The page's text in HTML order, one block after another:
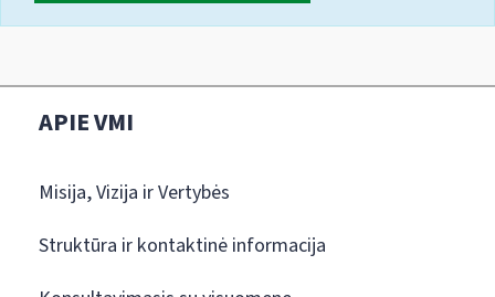
APIE VMI
Misija, Vizija ir Vertybės
Struktūra ir kontaktinė informacija